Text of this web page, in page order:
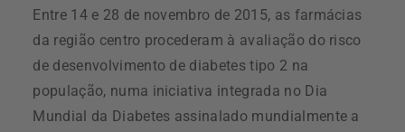
Entre 14 e 28 de novembro de 2015, as farmácias
da região centro procederam à avaliação do risco
de desenvolvimento de diabetes tipo 2 na
população, numa iniciativa integrada no Dia
Mundial da Diabetes assinalado mundialmente a